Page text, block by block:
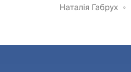
Наталія Габрух